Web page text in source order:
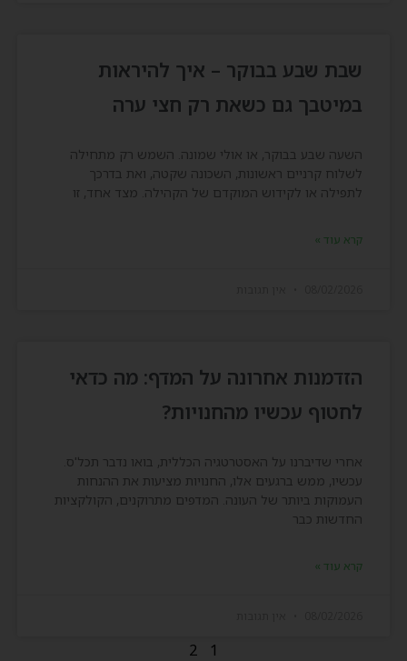
שבת שבע בבוקר – איך להיראות
במיטבך גם כשאת רק חצי ערה
השעה שבע בבוקר, או אולי שמונה. השמש רק מתחילה
לשלוח קרניים ראשונות, השכונה שקטה, ואת בדרכך
לתפילה או לקידוש המוקדם של הקהילה. מצד אחד, זו
קרא עוד »
הזדמנות אחרונה על המדף: מה כדאי
לחטוף עכשיו מהחנויות?
אחרי שדיברנו על האסטרטגיה הכללית, בואו נדבר תכל'ס.
עכשיו, ממש ברגעים אלו, החנויות מציעות את ההנחות
העמוקות ביותר של העונה. המדפים מתרוקנים, הקולקציות
החדשות כבר
קרא עוד »
1
2